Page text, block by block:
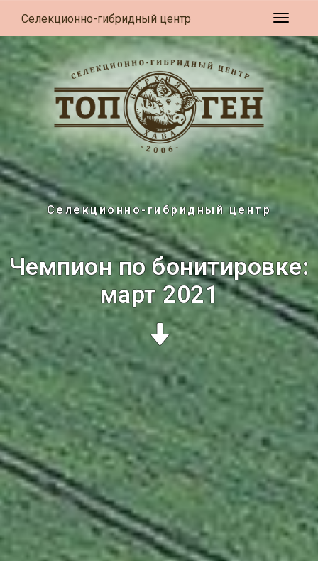
Селекционно-гибридный центр
Селекционно-гибридный центр
Чемпион по бонитировке:
март 2021